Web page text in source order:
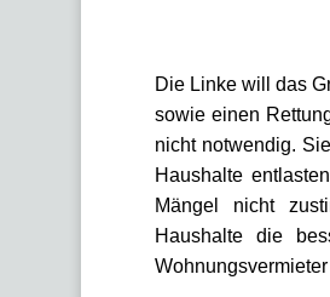
Die Linke will das
sowie einen
nicht notwendig.
Haushalte
Mängel nicht
Haushalte die